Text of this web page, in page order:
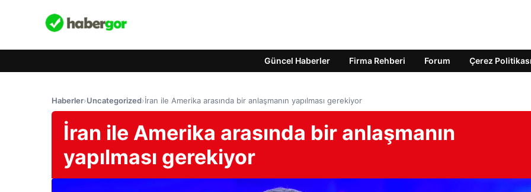
Güncel Haberler Firma Rehberi Forum Çerez Politikası
Haberler›Uncategorized›İran ile Amerika arasında bir anlaşmanın yapılması gerekiyor
İran ile Amerika arasında bir anlaşmanın
yapılması gerekiyor